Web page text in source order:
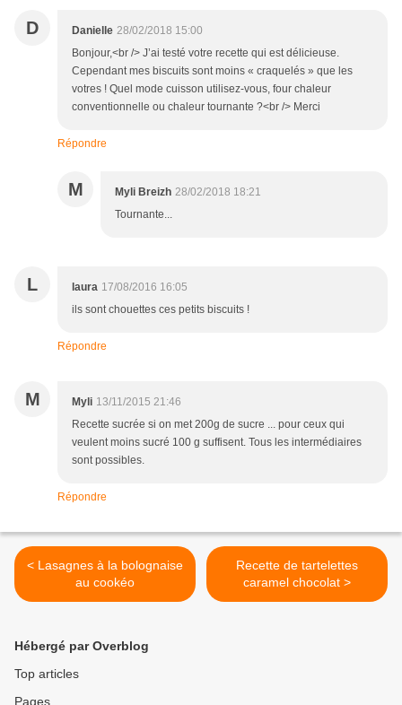
D Danielle 28/02/2018 15:00
Bonjour,<br /> J’ai testé votre recette qui est délicieuse.
Cependant mes biscuits sont moins « craquelés » que les
votres ! Quel mode cuisson utilisez-vous, four chaleur
conventionnelle ou chaleur tournante ?<br /> Merci
Répondre
M Myli Breizh 28/02/2018 18:21
Tournante...
L laura 17/08/2016 16:05
ils sont chouettes ces petits biscuits !
Répondre
M Myli 13/11/2015 21:46
Recette sucrée si on met 200g de sucre ... pour ceux qui
veulent moins sucré 100 g suffisent. Tous les intermédiaires
sont possibles.
Répondre
< Lasagnes à la bolognaise
au cookéo
Recette de tartelettes
caramel chocolat >
Hébergé par Overblog
Top articles
Pages